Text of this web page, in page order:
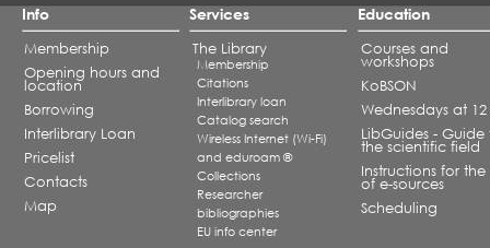
Info
Membership
Opening hours and
location
Borrowing
Interlibrary Loan
Pricelist
Contacts
Map
Services
The Library
Membership
Citations
Interlibrary loan
Catalog search
Wireless Internet (Wi-Fi)
and eduroam ®
Collections
Researcher
bibliographies
EU info center
Education
Courses and
workshops
KoBSON
Wednesdays at 12
LibGuides - Guide
the scientific field
Instructions for the
of e-sources
Scheduling